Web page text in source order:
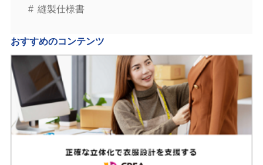
縫製仕様書
おすすめのコンテンツ